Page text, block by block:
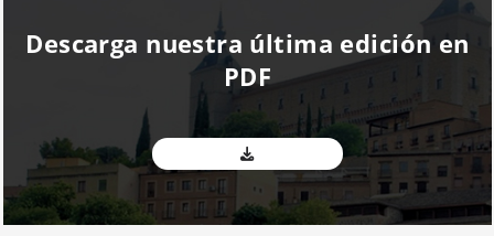
Descarga nuestra última edición en
PDF